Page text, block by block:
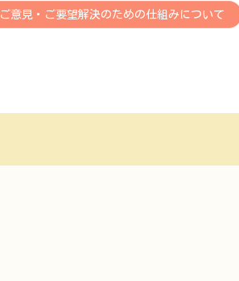
ご意見・ご要望解決のための仕組みについて